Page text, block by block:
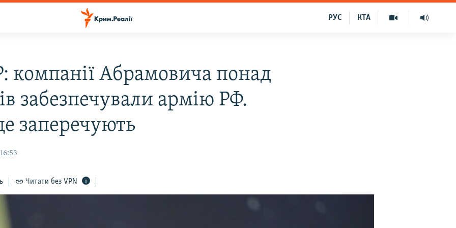
КТА
РУС
компанії Абрамовича понад
забезпечували армію РФ.
заперечують
Читати без VPN